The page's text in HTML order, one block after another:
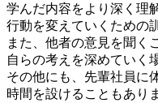
学んだ内容をより深く理
行動を変えていくための
また、他者の意見を聞く
自らの考えを深めていく
その他にも、先輩社員に
時間を設けることもあり